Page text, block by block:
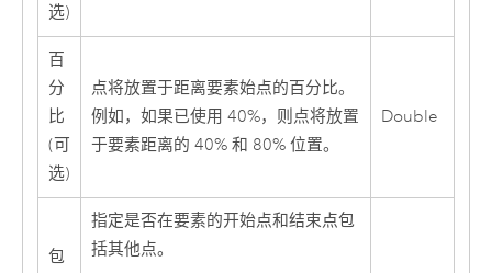
选)
百
分
比
(可
选)
点将放置于距离要素始点的百分比。
例如，如果已使用 40%，则点将放置
于要素距离的 40% 和 80% 位置。
Double
包
指定是否在要素的开始点和结束点包
括其他点。